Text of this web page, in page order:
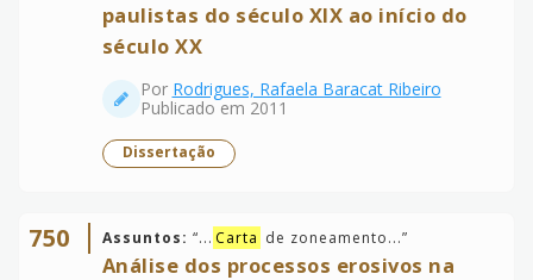
paulistas do século XIX ao início do
século XX
Por Rodrigues, Rafaela Baracat Ribeiro
Publicado em 2011
Dissertação
750 Assuntos: “... Carta de zoneamento...”
Análise dos processos erosivos na